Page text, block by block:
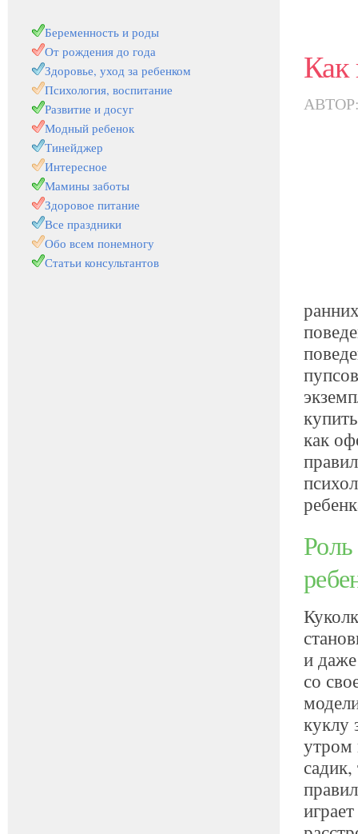
Как
как
и
со
куклу
утром
Беременность и роды
От рождения до года
Здоровье, уход за ребенком
Психология, воспитание
Развитие и досуг
Модный ребенок
Тинейджер
Интересное
Мамины заботы
Здоровое питание
Все праздники
Обо всем понемногу
Статьи консультантов